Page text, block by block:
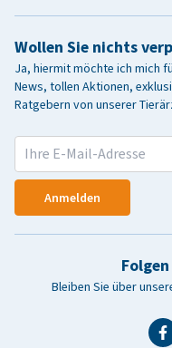
Wollen Sie nichts
Ja, hiermit möchte ich mich
News, tollen Aktionen,
Ratgebern von unserer
Anmelden
Bleiben Sie über